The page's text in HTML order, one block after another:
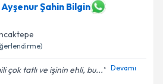
Şahin Bilgin
çok tatlı ve işinin ehli, bu... Devamı